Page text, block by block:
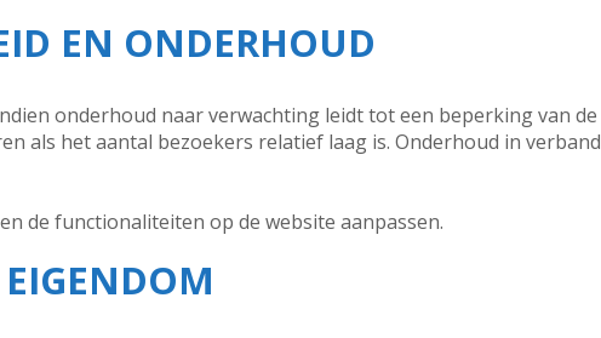
EN ONDERHOUD
onderhoud naar verwachting leidt tot een beperking van de
als het aantal bezoekers relatief laag is. Onderhoud in verband
de functionaliteiten op de website aanpassen.